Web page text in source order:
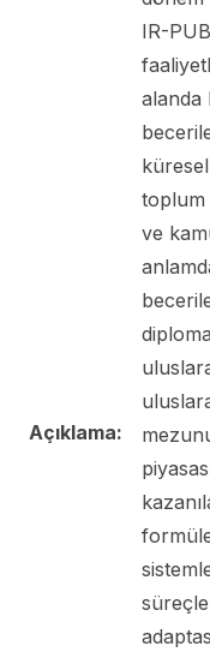
Açıklama:
IR-
alanda
toplum
ve